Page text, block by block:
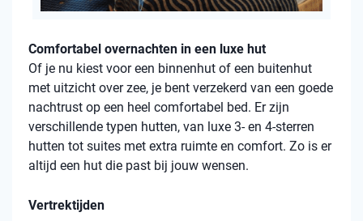
Comfortabel overnachten in een luxe hut
Of je nu kiest voor een binnenhut of een buitenhut
met uitzicht over zee, je bent verzekerd van een goede
nachtrust op een heel comfortabel bed. Er zijn
verschillende typen hutten, van luxe 3- en 4-sterren
hutten tot suites met extra ruimte en comfort. Zo is er
altijd een hut die past bij jouw wensen.
Vertrektijden